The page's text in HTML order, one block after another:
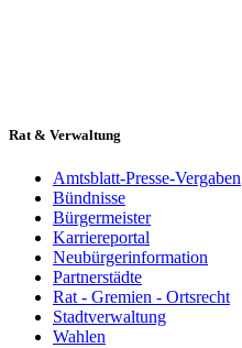
Rat & Verwaltung
Amtsblatt-Presse-Vergaben
Bündnisse
Bürgermeister
Karriereportal
Neubürgerinformation
Partnerstädte
Rat - Gremien - Ortsrecht
Stadtverwaltung
Wahlen